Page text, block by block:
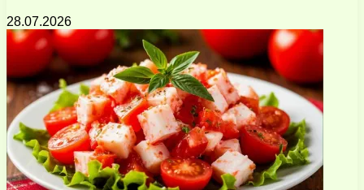
28.07.2026